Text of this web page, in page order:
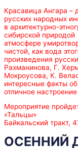
Красавица Ангара –
русских народных
в архитектурно-
сибирской
атмосфере
чистой, как вода
произведения
Рахманинова, Г.
Мокроусова, К.
интересные факты
отличное
Мероприятие
«Тальцы»
Байкальский тракт,
ОСЕННИЙ